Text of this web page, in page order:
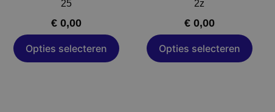
25
€0,00
Opties selecteren
productpagina
2z
€0,00
Opties selecteren
productpagina